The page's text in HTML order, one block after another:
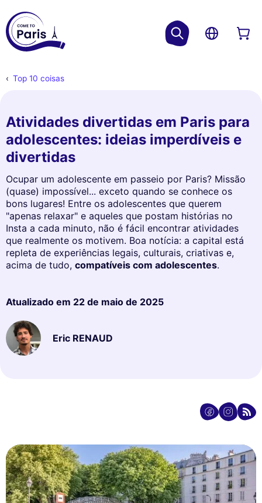
Top 10 coisas
Atividades divertidas em Paris para
adolescentes: ideias imperdíveis e
divertidas
Ocupar um adolescente em passeio por Paris? Missão
(quase) impossível... exceto quando se conhece os
bons lugares! Entre os adolescentes que querem
"apenas relaxar" e aqueles que postam histórias no
Insta a cada minuto, não é fácil encontrar atividades
que realmente os motivem. Boa notícia: a capital está
repleta de experiências legais, culturais, criativas e,
acima de tudo, compatíveis com adolescentes.
Atualizado em 22 de maio de 2025
Eric RENAUD